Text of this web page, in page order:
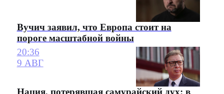
Вучич заявил, что Европа стоит на
пороге масштабной войны
20:36
9 АВГ
Нация, потерявшая самурайский дух: в